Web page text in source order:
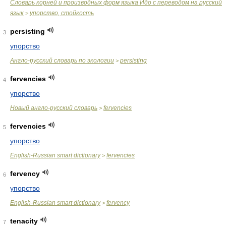
Словарь корней и производных форм языка Идо с переводом на русский
язык > упорство, стойкость
3
persisting
упорство
Англо-русский словарь по экологии > persisting
4
fervencies
упорство
Новый англо-русский словарь > fervencies
5
fervencies
упорство
English-Russian smart dictionary> fervencies
6
fervency
упорство
English-Russian smart dictionary> fervency
7 tenacity